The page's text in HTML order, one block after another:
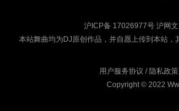
沪ICP备 17026977号 沪网
本站舞曲均为DJ原创作品，并自愿上传到本站
用户服务协议 / 隐私政策
Copyright © 2022